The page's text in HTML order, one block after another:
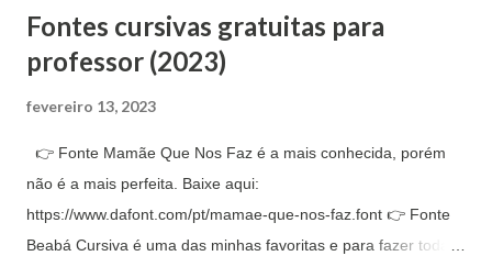
Fontes cursivas gratuitas para
professor (2023)
fevereiro 13, 2023
👉 Fonte Mamãe Que Nos Faz é a mais conhecida, porém
não é a mais perfeita. Baixe aqui:
https://www.dafont.com/pt/mamae-que-nos-faz.font 👉 Fonte
Beabá Cursiva é uma das minhas favoritas e para fazer todas